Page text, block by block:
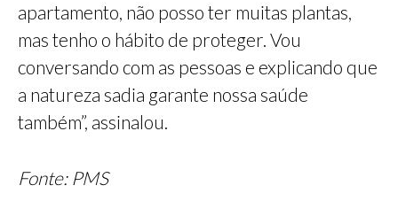
apartamento, não posso ter muitas plantas,
mas tenho o hábito de proteger. Vou
conversando com as pessoas e explicando que
a natureza sadia garante nossa saúde
também”, assinalou.
Fonte: PMS